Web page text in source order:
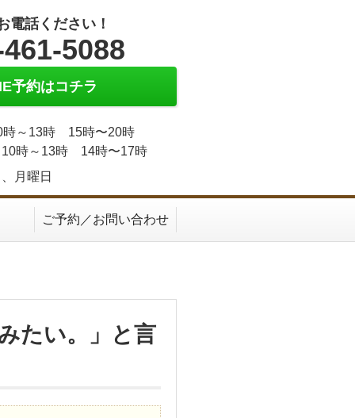
電話ください！
5088
予約はコチラ
時～13時 15時〜20時
10時～13時 14時〜17時
月曜日
ご予約／お問い合わせ
たい。」と言